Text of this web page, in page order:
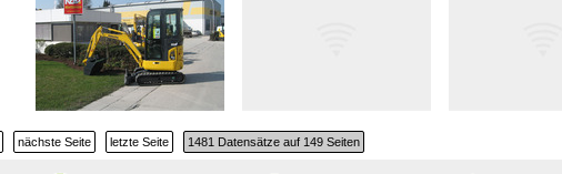
nächste Seite letzte Seite 1481 Datensätze auf 149 Seiten